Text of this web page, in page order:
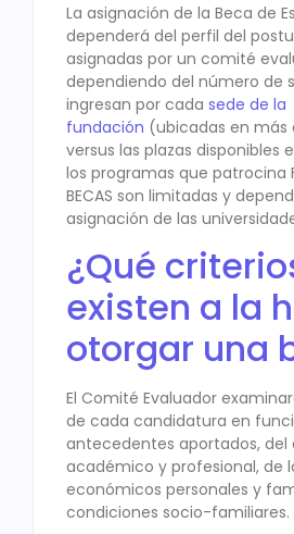
La asignación de la Beca de
dependerá del perfil del
asignadas por un comité
dependiendo del número de
ingresan por cada sede de la
fundación (ubicadas en más
versus las plazas disponibles
los programas que patrocina
BECAS son limitadas y
asignación de las
¿Qué
existen a la
otorgar una
El Comité Evaluador
de cada candidatura en
antecedentes aportados, del
académico y profesional, de
económicos personales y
condiciones socio-familiares.